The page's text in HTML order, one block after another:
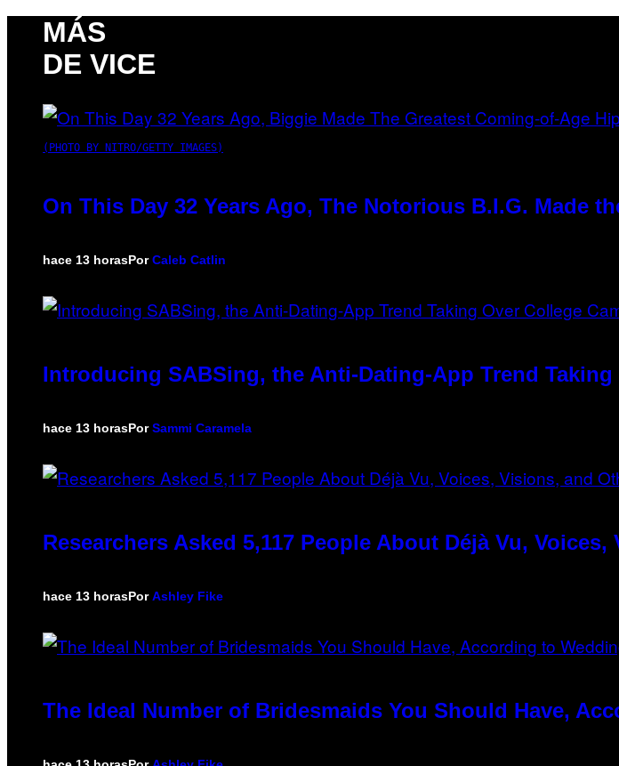
MÁS
DE VICE
(PHOTO BY NITRO/GETTY IMAGES)
On This Day 32 Years Ago, The Notorious B.I.G. Made
hace 13 horasPorCaleb Catlin
Introducing SABSing, the Anti-Dating-App Trend Taking
hace 13 horasPorSammi Caramela
Researchers Asked 5,117 People About Déjà Vu,
hace 13 horasPorAshley Fike
The Ideal Number of Bridesmaids You Should Have,